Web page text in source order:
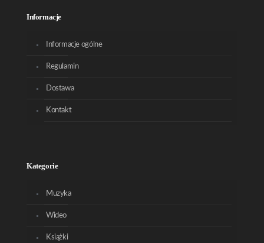
Informacje
Informacje ogólne
Regulamin
Dostawa
Kontakt
Kategorie
Muzyka
Wideo
Książki